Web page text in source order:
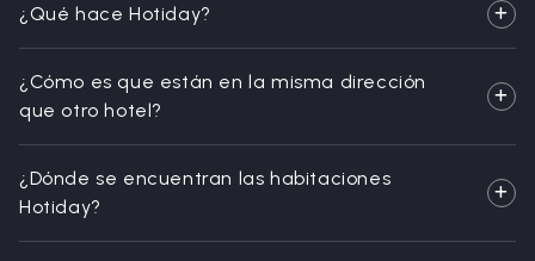
¿Qué hace Hotiday?
¿Cómo es que están en la misma dirección
que otro hotel?
¿Dónde se encuentran las habitaciones
Hotiday?